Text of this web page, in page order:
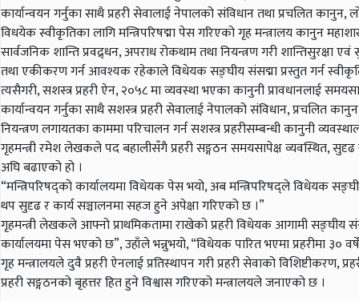
कार्यान्वयन गर्नुका साथै प्रहरी सेवालाई नेपालको संविधान तथा प्रचलित कानुन,
विधयेक स्वीकृतिका लागि मन्त्रिपरिषद्मा पेस गरिएको गृह मन्त्रालय कानुन
सार्वजनिक शान्ति प्रवद्र्धन, अपराध रोकथाम तथा नियन्त्रण गरी
तथा एकीकरण गर्न आवश्यक रहेकाले विधेयक सङ्घीय संसद्मा प्रस्तुत गर्न
त्यसैगरी, सशस्त्र प्रहरी ऐन, २०५८ मा व्यवस्था भएका कानुनी प्रावधानलाई
कार्यान्वयन गर्नुका साथै सशस्त्र प्रहरी सेवालाई नेपालको संविधान, प्रचलित
नियन्त्रण लगायतका काममा परिचालन गर्न सशस्त्र प्रहरीसम्बन्धी कानुनी
गृहमन्त्री रमेश लेखकले पद बहालीसँगै प्रहरी सङ्गठन समयसापेक्ष व्यवस्थित, सुदृढ
अघि बढाएको हो ।
“मन्त्रिपरिषद्को कार्यालयमा विधेयक पेस भयो, अब मन्त्रिपरिषद्ले विधेयक
थप सुदृढ र कार्य सञ्चालनमा सहज हुने अपेक्षा गरिएको छ ।”
गृहमन्त्री लेखकले आफ्नो प्राथमिकतामा राखेको प्रहरी विधेयक आगामी सङ्घीय
कार्यालयमा पेस भएको छ”, उहाँले भन्नुभयो, “विधेयक पारित भएमा प्रहरीमा ३०
गृह मन्त्रालयले दुवै प्रहरी ऐनलाई प्रतिस्थापन गरी प्रहरी सेवाको
प्रहरी सङ्गठनको बृहत्तर हित हुने विश्वास गरिएको मन्त्रालयले जनाएको छ ।